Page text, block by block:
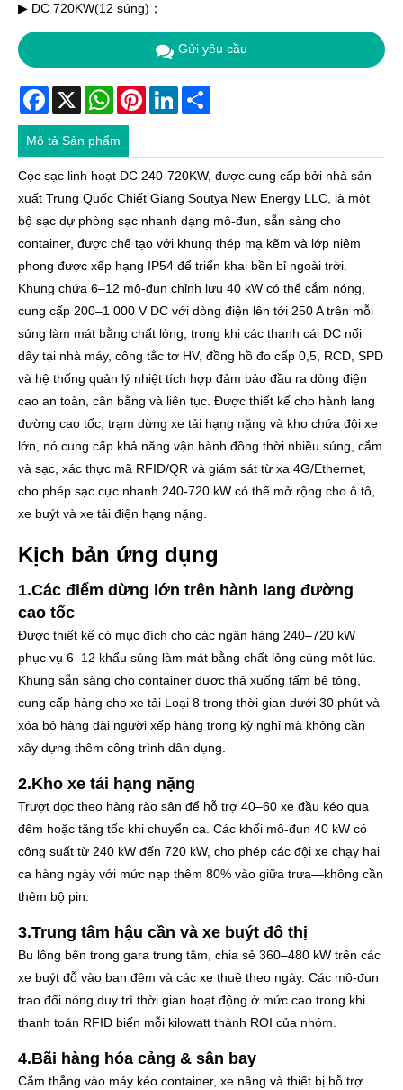
▶ DC 720KW(12 súng)；
Gửi yêu cầu
Facebook
X WhatsAppPinterestLinkedIn
Mô tả Sản phẩm
Cọc sạc linh hoạt DC 240-720KW, được cung cấp bởi nhà sản
xuất Trung Quốc Chiết Giang Soutya New Energy LLC, là một
bộ sạc dự phòng sạc nhanh dạng mô-đun, sẵn sàng cho
container, được chế tạo với khung thép mạ kẽm và lớp niêm
phong được xếp hạng IP54 để triển khai bền bỉ ngoài trời.
Khung chứa 6–12 mô-đun chỉnh lưu 40 kW có thể cắm nóng,
cung cấp 200–1 000 V DC với dòng điện lên tới 250 A trên mỗi
súng làm mát bằng chất lỏng, trong khi các thanh cái DC nối
dây tại nhà máy, công tắc tơ HV, đồng hồ đo cấp 0,5, RCD, SPD
và hệ thống quản lý nhiệt tích hợp đảm bảo đầu ra dòng điện
cao an toàn, cân bằng và liên tục. Được thiết kế cho hành lang
đường cao tốc, trạm dừng xe tải hạng nặng và kho chứa đội xe
lớn, nó cung cấp khả năng vận hành đồng thời nhiều súng, cắm
và sạc, xác thực mã RFID/QR và giám sát từ xa 4G/Ethernet,
cho phép sạc cực nhanh 240-720 kW có thể mở rộng cho ô tô,
xe buýt và xe tải điện hạng nặng.
Kịch bản ứng dụng
1.Các điểm dừng lớn trên hành lang đường
cao tốc
Được thiết kế có mục đích cho các ngân hàng 240–720 kW
phục vụ 6–12 khẩu súng làm mát bằng chất lỏng cùng một lúc.
Khung sẵn sàng cho container được thả xuống tấm bê tông,
cung cấp hàng cho xe tải Loại 8 trong thời gian dưới 30 phút và
xóa bỏ hàng dài người xếp hàng trong kỳ nghỉ mà không cần
xây dựng thêm công trình dân dụng.
2.Kho xe tải hạng nặng
Trượt dọc theo hàng rào sân để hỗ trợ 40–60 xe đầu kéo qua
đêm hoặc tăng tốc khi chuyển ca. Các khối mô-đun 40 kW có
công suất từ ​​240 kW đến 720 kW, cho phép các đội xe chạy hai
ca hàng ngày với mức nạp thêm 80% vào giữa trưa—không cần
thêm bộ pin.
3.Trung tâm hậu cần và xe buýt đô thị
Bu lông bên trong gara trung tâm, chia sẻ 360–480 kW trên các
xe buýt đỗ vào ban đêm và các xe thuê theo ngày. Các mô-đun
trao đổi nóng duy trì thời gian hoạt động ở mức cao trong khi
thanh toán RFID biến mỗi kilowatt thành ROI của nhóm.
4.Bãi hàng hóa cảng & sân bay
Cắm thẳng vào máy kéo container, xe nâng và thiết bị hỗ trợ